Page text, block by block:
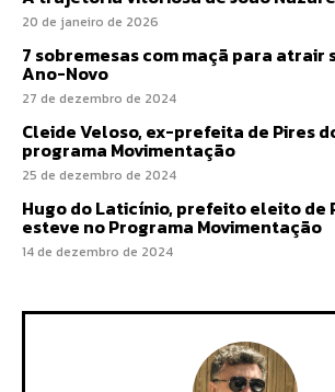
20 de janeiro de 2026
7 sobremesas com maçã para atrair
Ano-Novo
27 de dezembro de 2024
Cleide Veloso, ex-prefeita de Pires
programa Movimentação
25 de dezembro de 2024
Hugo do Laticínio, prefeito eleito de
esteve no Programa Movimentação
14 de dezembro de 2024